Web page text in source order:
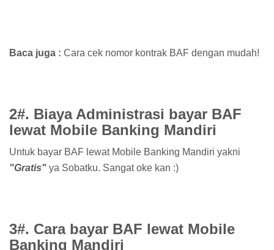
Baca juga : Cara cek nomor kontrak BAF dengan mudah!
2#. Biaya Administrasi bayar BAF
lewat Mobile Banking Mandiri
Untuk bayar BAF lewat Mobile Banking Mandiri yakni
"Gratis" ya Sobatku. Sangat oke kan :)
3#. Cara bayar BAF lewat Mobile
Banking Mandiri